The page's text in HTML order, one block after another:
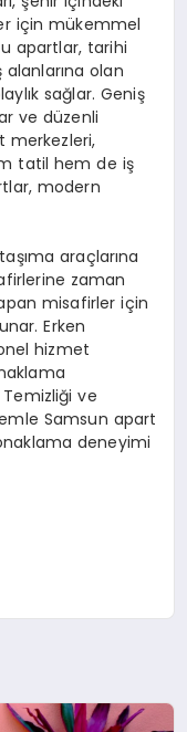
için mükemmel
apartlar, tarihi
olan
sağlar. Geniş
ve düzenli
merkezleri,
tatil hem de iş
modern
araçlarına
zaman
misafirler için
Erken
hizmet
Temizliği ve
Samsun apart
deneyimi